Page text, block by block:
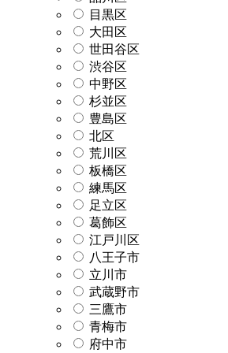
目黒区
大田区
世田谷区
渋谷区
中野区
杉並区
豊島区
北区
荒川区
板橋区
練馬区
足立区
葛飾区
江戸川区
八王子市
立川市
武蔵野市
三鷹市
青梅市
府中市